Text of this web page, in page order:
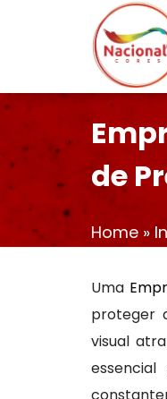
de
Home »
Uma
proteger
visual